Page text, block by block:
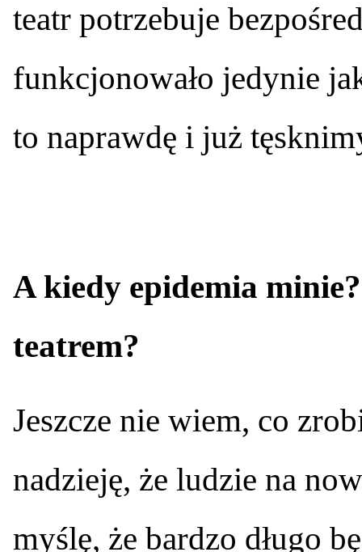
teatr potrzebuje
funkcjonowało jedynie
to naprawdę i już
A kiedy epidemia
teatrem?
Jeszcze nie wiem, co
nadzieję, że ludzie na
myślę, że bardzo długo